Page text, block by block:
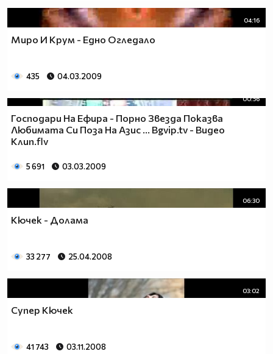
04:16
Миро И Крум - Едно Огледало
435 04.03.2009
00:56
Господари На Ефира - Порно Звезда Показва
Любимата Си Поза На Азис ... Bgvip.tv - Видео
Клип.flv
5 691 03.03.2009
06:30
Кючек - Долама
33 277 25.04.2008
03:02
Супер Кючек
41 743 03.11.2008